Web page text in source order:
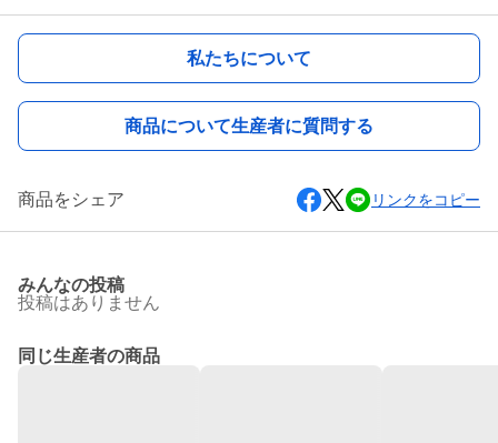
私たちについて
商品について生産者に質問する
商品をシェア リンクをコピー
みんなの投稿
投稿はありません
同じ生産者の商品